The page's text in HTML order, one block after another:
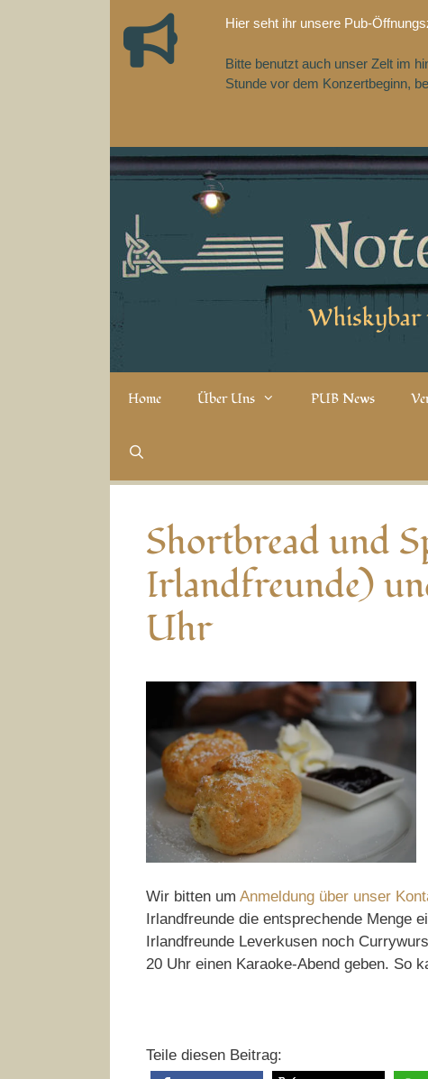
Hier seht ihr unsere Pub-
Bitte benutzt auch unser Zelt im
Stunde vor dem Konzertbeginn,
Whiskybar
Home Über Uns PUB News
Shortbread und
Irlandfreunde)
Uhr
Wir bitten um Anmeldung über unser
Irlandfreunde die entsprechende Menge
Irlandfreunde Leverkusen noch
20 Uhr einen Karaoke-Abend geben. So
Teile diesen Beitrag: